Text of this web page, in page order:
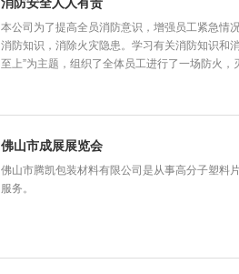
本公司为了提高全员消防意识，增强员工紧急情
消防知识，消除火灾隐患。学习有关消防知识和
至上”为主题，组织了全体员工进行了一场防火，
佛山市成展展览会
佛山市腾凯包装材料有限公司是从事高分子塑料
服务。